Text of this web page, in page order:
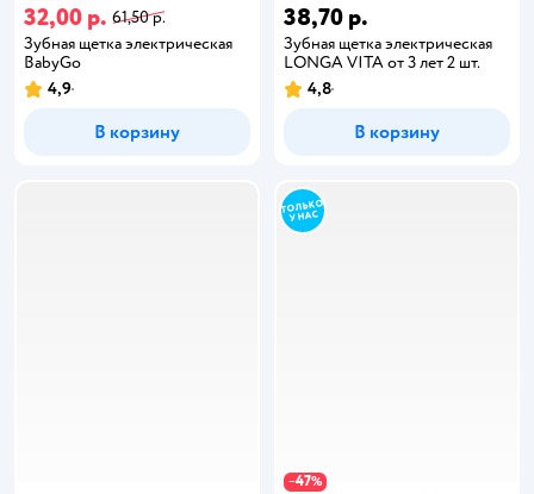
32,00 р. 61,50 р.
Зубная щетка электрическая
BabyGo
4,9
В корзину
38,70 р.
Зубная щетка электрическая
LONGA VITA от 3 лет 2 шт.
4,8
В корзину
−47%